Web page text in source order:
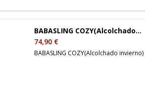
BABASLING COZY(Alcolchado...
74,90 €
BABASLING COZY(Alcolchado